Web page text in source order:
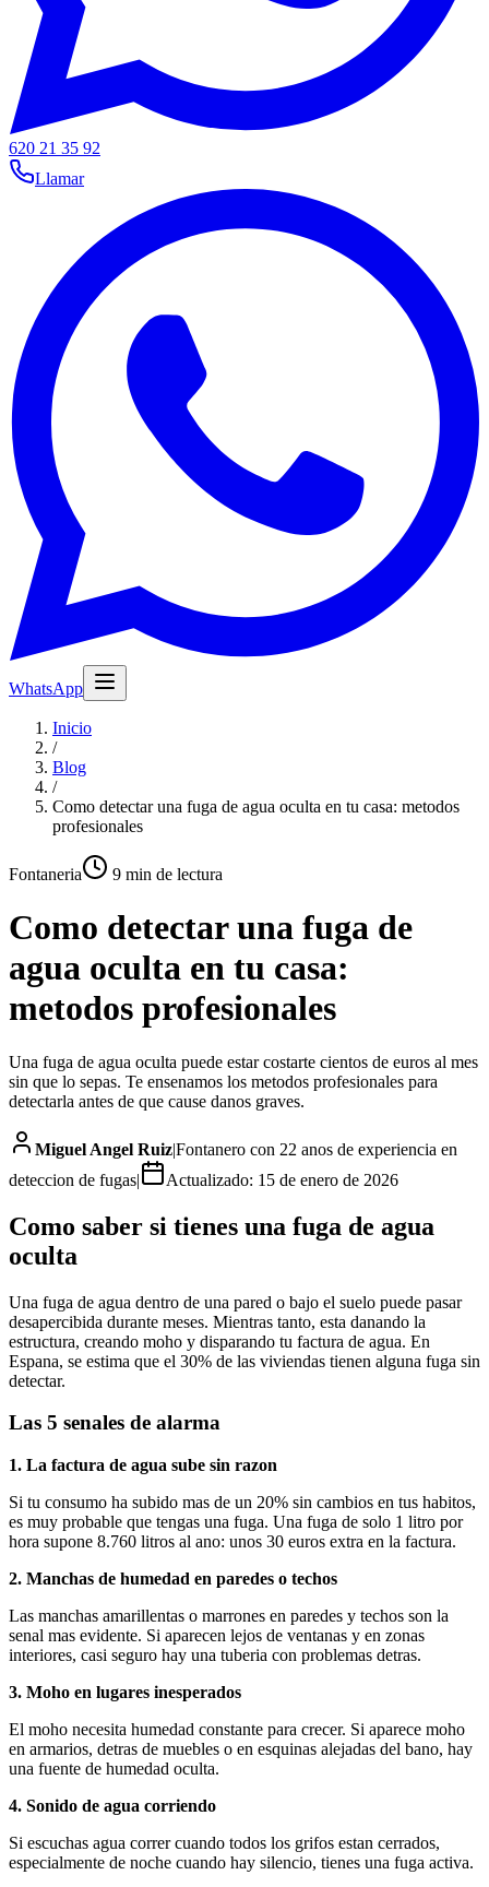
620 21 35 92
Llamar
WhatsApp
Inicio
/
Blog
/
Como detectar una fuga de agua oculta en tu casa: metodos
profesionales
Fontaneria 9 min de lectura
Como detectar una fuga de
agua oculta en tu casa:
metodos profesionales
Una fuga de agua oculta puede estar costarte cientos de euros al mes
sin que lo sepas. Te ensenamos los metodos profesionales para
detectarla antes de que cause danos graves.
Miguel Angel Ruiz|Fontanero con 22 anos de experiencia en
deteccion de fugas| Actualizado: 15 de enero de 2026
Como saber si tienes una fuga de agua
oculta
Una fuga de agua dentro de una pared o bajo el suelo puede pasar
desapercibida durante meses. Mientras tanto, esta danando la
estructura, creando moho y disparando tu factura de agua. En
Espana, se estima que el 30% de las viviendas tienen alguna fuga sin
detectar.
Las 5 senales de alarma
1. La factura de agua sube sin razon
Si tu consumo ha subido mas de un 20% sin cambios en tus habitos,
es muy probable que tengas una fuga. Una fuga de solo 1 litro por
hora supone 8.760 litros al ano: unos 30 euros extra en la factura.
2. Manchas de humedad en paredes o techos
Las manchas amarillentas o marrones en paredes y techos son la
senal mas evidente. Si aparecen lejos de ventanas y en zonas
interiores, casi seguro hay una tuberia con problemas detras.
3. Moho en lugares inesperados
El moho necesita humedad constante para crecer. Si aparece moho
en armarios, detras de muebles o en esquinas alejadas del bano, hay
una fuente de humedad oculta.
4. Sonido de agua corriendo
Si escuchas agua correr cuando todos los grifos estan cerrados,
especialmente de noche cuando hay silencio, tienes una fuga activa.